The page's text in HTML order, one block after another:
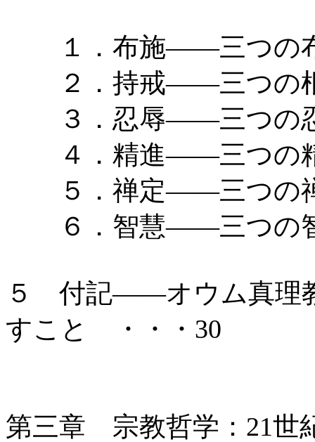
１．布施――三つの
２．持戒――三つの根
３．忍辱――三つの
４．精進――三つの
５．禅定――三つの
６．智慧――三つの
５ 付記――オウム真理
すこと ・・・30
第三章 宗教哲学：21世